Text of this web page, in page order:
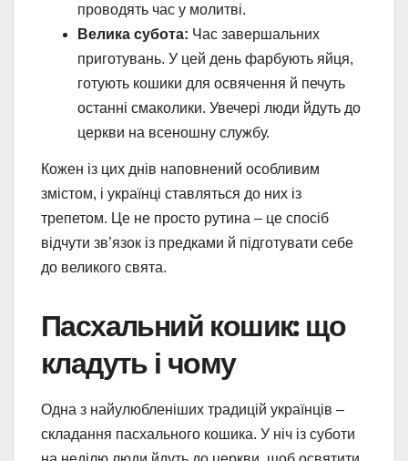
проводять час у молитві.
Велика субота: Час завершальних
приготувань. У цей день фарбують яйця,
готують кошики для освячення й печуть
останні смаколики. Увечері люди йдуть до
церкви на всеношну службу.
Кожен із цих днів наповнений особливим
змістом, і українці ставляться до них із
трепетом. Це не просто рутина – це спосіб
відчути зв’язок із предками й підготувати себе
до великого свята.
Пасхальний кошик: що
кладуть і чому
Одна з найулюбленіших традицій українців –
складання пасхального кошика. У ніч із суботи